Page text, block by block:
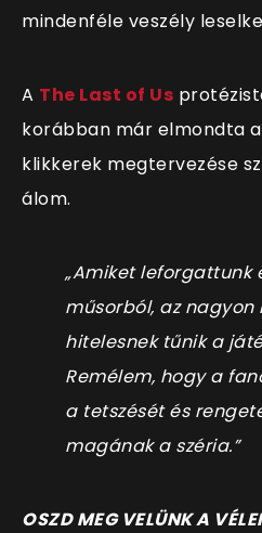
mindenféle veszély
A The Last of Us
korábban már elmondta
klikkerek megtervezése
álom.
„Amiket
műsorból, az nagyon
hitelesnek tűnik a
Remélem, hogy a
a tetszését és
magának a széria.”
OSZD MEG VELÜNK A